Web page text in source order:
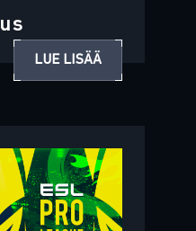
LUE LISÄÄ